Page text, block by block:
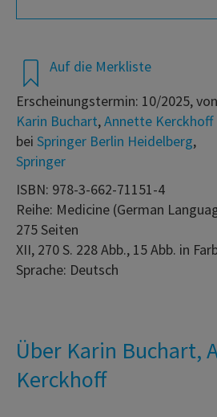
Auf die Merkliste
Erscheinungstermin: 10/2025, von
Karin Buchart,Annette Kerckhoff
bei Springer Berlin Heidelberg,
Springer
ISBN: 978-3-662-71151-4
Reihe: Medicine (German
275 Seiten
XII, 270 S. 228 Abb., 15 Abb. in
Sprache: Deutsch
Über Karin Buchart,
Kerckhoff